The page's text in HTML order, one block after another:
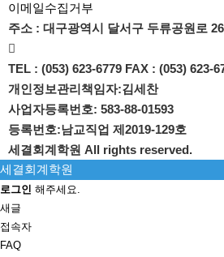
이메일수집거부
주소 : 대구광역시 달서구 두류공원로

TEL : (053) 623-6779 FAX : (053) 623-
개인정보관리책임자:김세찬
사업자등록번호: 583-88-01593
등록번호:남교직업 제2019-129호
세결회계학원 All rights reserved.
세결회계학원
로그인 해주세요.
새글
접속자
FAQ